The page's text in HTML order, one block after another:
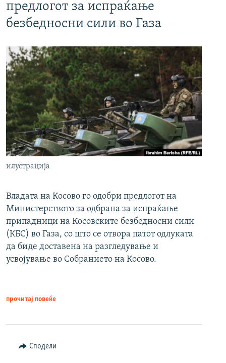
предлогот за испраќање
безбедносни сили во Газа
илустрација
Владата на Косово го одобри предлогот на
Министерството за одбрана за испраќање
припадници на Косовските безбедносни сили
(КБС) во Газа, со што се отвора патот одлуката
да биде доставена на разгледување и
усвојување во Собранието на Косово.
прочитај повеќе
Сподели